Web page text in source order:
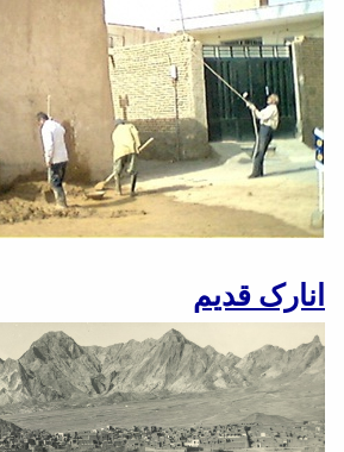
انارک قدیم